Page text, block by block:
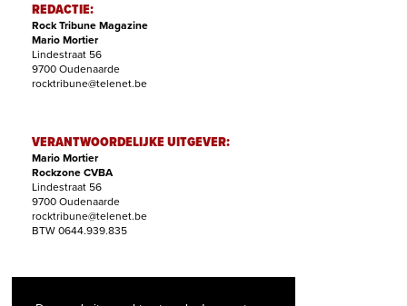
REDACTIE:
Rock Tribune Magazine
Mario Mortier
Lindestraat 56
9700 Oudenaarde
rocktribune@telenet.be
VERANTWOORDELIJKE UITGEVER:
Mario Mortier
Rockzone CVBA
Lindestraat 56
9700 Oudenaarde
rocktribune@telenet.be
BTW 0644.939.835